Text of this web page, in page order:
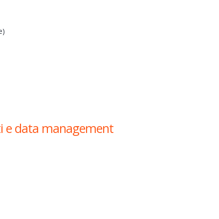
e data management